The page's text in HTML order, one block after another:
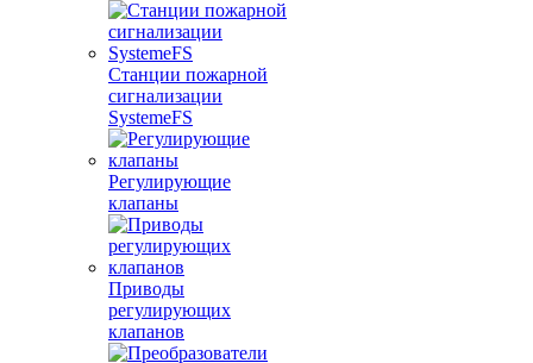
Станции пожарной
сигнализации
SystemeFS
Регулирующие
клапаны
Приводы
регулирующих
клапанов